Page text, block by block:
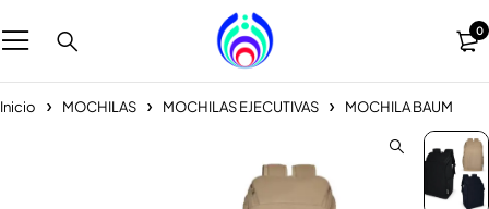
0
Inicio MOCHILAS MOCHILAS EJECUTIVAS MOCHILA BAUM